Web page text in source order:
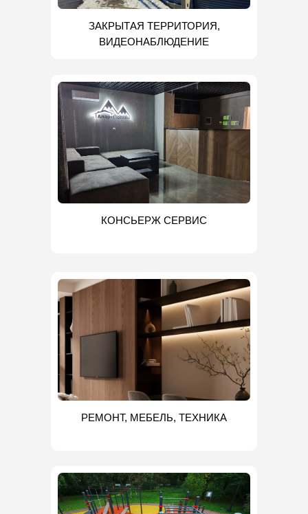
ЗАКРЫТАЯ ТЕРРИТОРИЯ,
ВИДЕОНАБЛЮДЕНИЕ
КОНСЬЕРЖ СЕРВИС
РЕМОНТ, МЕБЕЛЬ, ТЕХНИКА